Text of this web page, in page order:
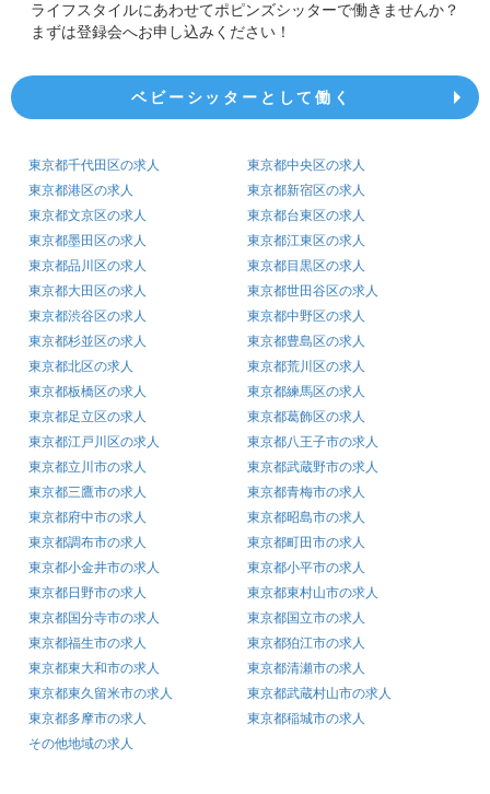
ライフスタイルにあわせてポピンズシッターで働きませんか？
まずは登録会へお申し込みください！
ベビーシッターとして働く
東京都千代田区の求人
東京都中央区の求人
東京都港区の求人
東京都新宿区の求人
東京都文京区の求人
東京都台東区の求人
東京都墨田区の求人
東京都江東区の求人
東京都品川区の求人
東京都目黒区の求人
東京都大田区の求人
東京都世田谷区の求人
東京都渋谷区の求人
東京都中野区の求人
東京都杉並区の求人
東京都豊島区の求人
東京都北区の求人
東京都荒川区の求人
東京都板橋区の求人
東京都練馬区の求人
東京都足立区の求人
東京都葛飾区の求人
東京都江戸川区の求人
東京都八王子市の求人
東京都立川市の求人
東京都武蔵野市の求人
東京都三鷹市の求人
東京都青梅市の求人
東京都府中市の求人
東京都昭島市の求人
東京都調布市の求人
東京都町田市の求人
東京都小金井市の求人
東京都小平市の求人
東京都日野市の求人
東京都東村山市の求人
東京都国分寺市の求人
東京都国立市の求人
東京都福生市の求人
東京都狛江市の求人
東京都東大和市の求人
東京都清瀬市の求人
東京都東久留米市の求人
東京都武蔵村山市の求人
東京都多摩市の求人
東京都稲城市の求人
その他地域の求人